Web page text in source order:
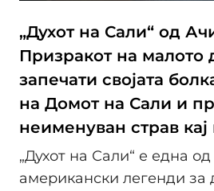
„Духот на Сали“ од
Призракот на малото
запечати својата
на Домот на Сали и
неименуван страв кај
„Духот на Сали“ е една
американски легенди за